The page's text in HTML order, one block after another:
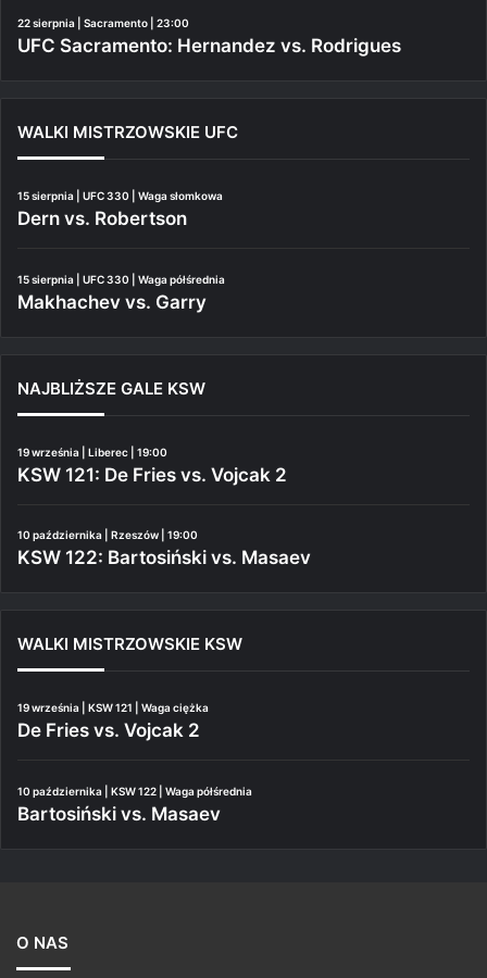
22 sierpnia | Sacramento | 23:00
UFC Sacramento: Hernandez vs. Rodrigues
WALKI MISTRZOWSKIE UFC
15 sierpnia | UFC 330 | Waga słomkowa
Dern vs. Robertson
15 sierpnia | UFC 330 | Waga półśrednia
Makhachev vs. Garry
NAJBLIŻSZE GALE KSW
19 września | Liberec | 19:00
KSW 121: De Fries vs. Vojcak 2
10 października | Rzeszów | 19:00
KSW 122: Bartosiński vs. Masaev
WALKI MISTRZOWSKIE KSW
19 września | KSW 121 | Waga ciężka
De Fries vs. Vojcak 2
10 października | KSW 122 | Waga półśrednia
Bartosiński vs. Masaev
O NAS